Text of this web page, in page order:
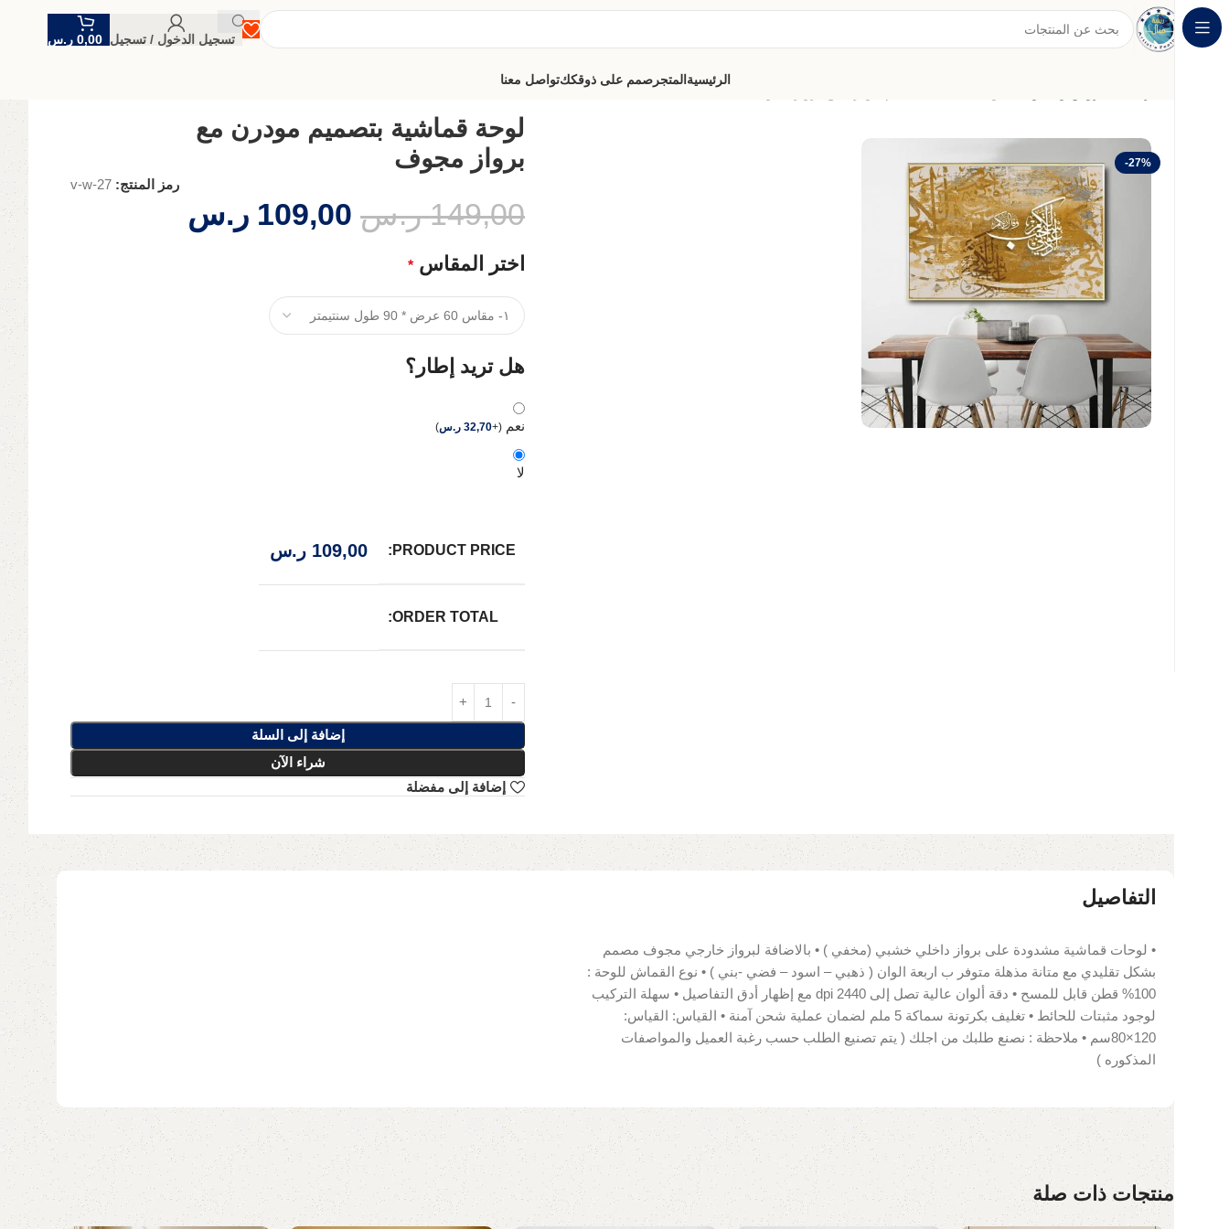
تسجيل الدخول / تسجيل 0,00 ر.س
الرئيسيةالمتجر صمم على ذوقككتواصل معنا
-27%
لوحة قماشية بتصميم مودرن مع
برواز مجوف
رمز المنتج: v-w-27
149,00 ر.س 109,00 ر.س
اختر المقاس *
هل تريد إطار؟
نعم (
+
32,70 ر.س)
لا
PRODUCT PRICE:
109,00 ر.س
ORDER TOTAL:
إضافة إلى السلة
شراء الآن
إضافة إلى مفضلة
التفاصيل
• لوحات قماشية مشدودة على برواز داخلي خشبي (مخفي ) • بالاضافة لبرواز خارجي مجوف مصمم
بشكل تقليدي مع متانة مذهلة متوفر ب اربعة الوان ( ذهبي – اسود – فضي -بني ) • نوع القماش للوحة :
100% قطن قابل للمسح • دقة ألوان عالية تصل إلى 2440 dpi مع إظهار أدق التفاصيل • سهلة التركيب
لوجود مثبتات للحائط • تغليف بكرتونة سماكة 5 ملم لضمان عملية شحن آمنة • القياس: القياس:
120×80سم • ملاحظة : نصنع طلبك من اجلك ( يتم تصنيع الطلب حسب رغبة العميل والمواصفات
المذكوره )
منتجات ذات صلة